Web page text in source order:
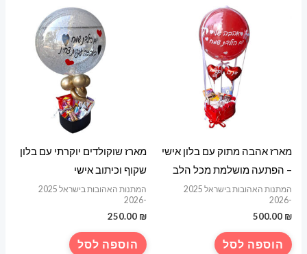
מארז אהבה מתוק עם בלון אישי
– הפתעה מושלמת מכל הלב
המתנות האהובות בישראל 2025
-2026
500.00 ₪
הוספה לסל
מארז שוקולדים יוקרתי עם בלון
שקוף וכיתוב אישי
המתנות האהובות בישראל 2025
-2026
250.00 ₪
הוספה לסל